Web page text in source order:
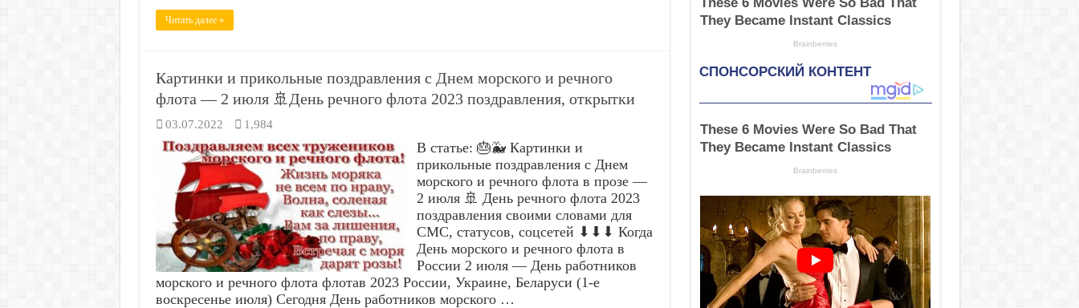
Читать далее »
Картинки и прикольные поздравления с Днем морского и речного
флота — 2 июля 🚢День речного флота 2023 поздравления, открытки
03.07.2022 1,984
В статье: 🎂🐳 Картинки и
прикольные поздравления с Днем
морского и речного флота в прозе —
2 июля 🚢 День речного флота 2023
поздравления своими словами для
СМС, статусов, соцсетей ⬇⬇⬇ Когда
День морского и речного флота в
России 2 июля — День работников
морского и речного флота флотав 2023 России, Украине, Беларуси (1-е
воскресенье июля) Сегодня День работников морского …